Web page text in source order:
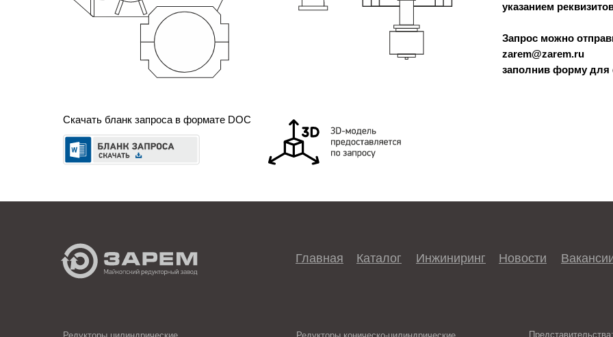
Скачать бланк запроса в формате DOC
указанием
Запрос можно
zarem@zarem.ru
заполнив форму для
Каталог Инжиниринг
Главная Новости
Представительства: